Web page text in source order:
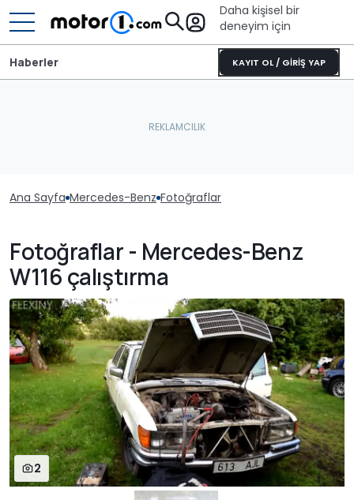
Daha kişisel bir
deneyim için
KAYIT OL / GİRİŞ YAP
Haberler
Ana Sayfa Mercedes-Benz Fotoğraflar
Fotoğraflar - Mercedes-Benz
W116 çalıştırma
2